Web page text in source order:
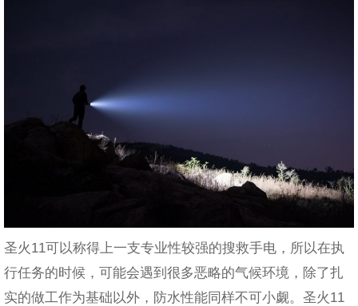
圣火11可以称得上一支专业性较强的搜救手电，所以在执
行任务的时候，可能会遇到很多恶略的气候环境，除了扎
实的做工作为基础以外，防水性能同样不可小觑。圣火11